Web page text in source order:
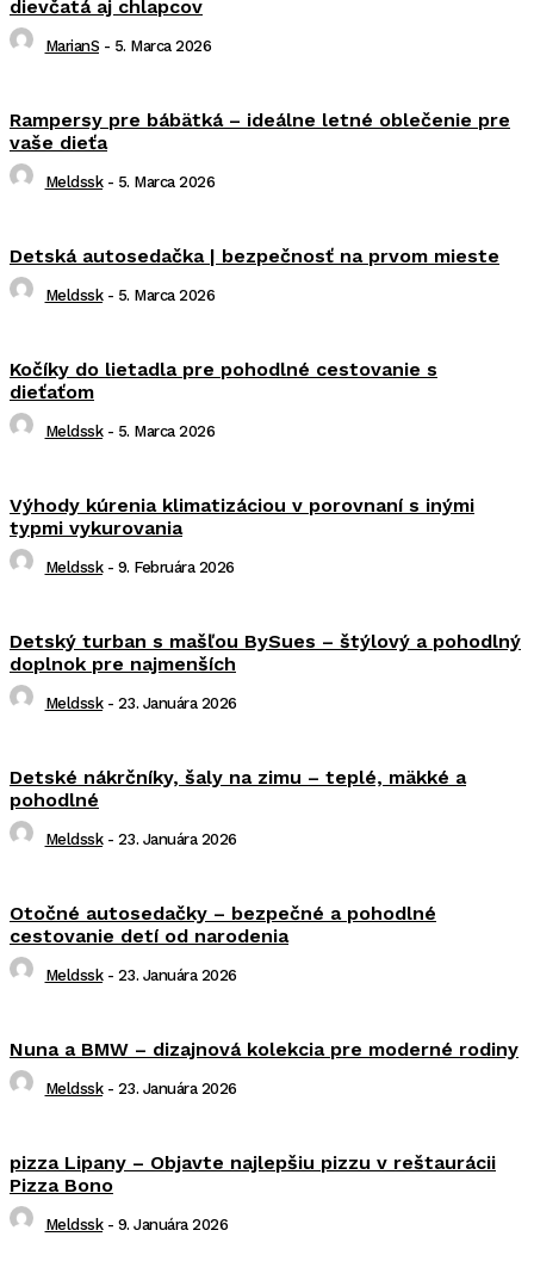
dievčatá aj chlapcov
MarianS - 5. Marca 2026
Rampersy pre bábätká – ideálne letné oblečenie pre
vaše dieťa
Meldssk - 5. Marca 2026
Detská autosedačka | bezpečnosť na prvom mieste
Meldssk - 5. Marca 2026
Kočíky do lietadla pre pohodlné cestovanie s
dieťaťom
Meldssk - 5. Marca 2026
Výhody kúrenia klimatizáciou v porovnaní s inými
typmi vykurovania
Meldssk - 9. Februára 2026
Detský turban s mašľou BySues – štýlový a pohodlný
doplnok pre najmenších
Meldssk - 23. Januára 2026
Detské nákrčníky, šaly na zimu – teplé, mäkké a
pohodlné
Meldssk - 23. Januára 2026
Otočné autosedačky – bezpečné a pohodlné
cestovanie detí od narodenia
Meldssk - 23. Januára 2026
Nuna a BMW – dizajnová kolekcia pre moderné rodiny
Meldssk - 23. Januára 2026
pizza Lipany – Objavte najlepšiu pizzu v reštaurácii
Pizza Bono
Meldssk - 9. Januára 2026